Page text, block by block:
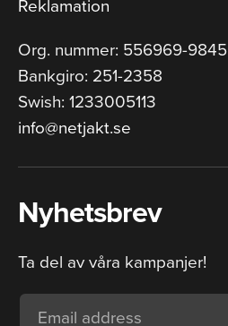
Reklamation
Org. nummer: 556969-9845
Bankgiro: 251-2358
Swish: 1233005113
info@netjakt.se
Nyhetsbrev
Ta del av våra kampanjer!